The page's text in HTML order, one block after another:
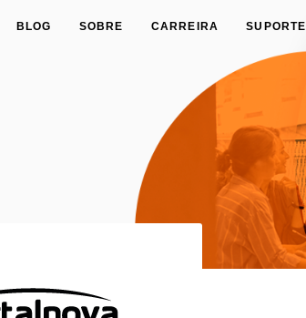
BLOG SOBRE CARREIRA SUPORTE